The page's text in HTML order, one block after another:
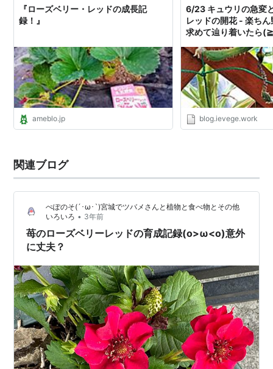
『ローズベリー・レッドの成長記
録！』
ameblo.jp
6/23 キュウリの急変
レッドの開花 - 楽ち
求めて辿り着いた
blog.ievege.work
関連ブログ
ぺぽのそ(´･ω･`)宮城でツバメさんと植物と食べ物とその他
いろいろ • 3年前
苺のローズベリーレッドの育成記録(o>ω<o)意外
に丈夫？